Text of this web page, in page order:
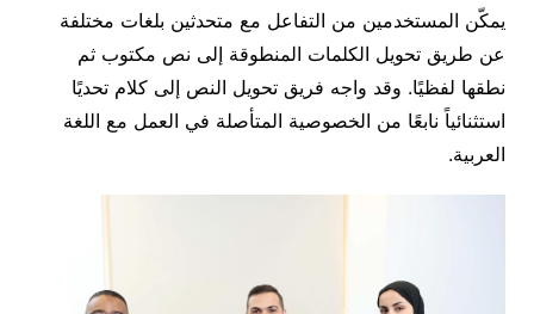
يمكّن المستخدمين من التفاعل مع متحدثين بلغات مختلفة
عن طريق تحويل الكلمات المنطوقة إلى نص مكتوب ثم
نطقها لفظيًا. وقد واجه فريق تحويل النص إلى كلام تحديًا
استثنائياً نابعًا من الخصوصية المتأصلة في العمل مع اللغة
العربية.